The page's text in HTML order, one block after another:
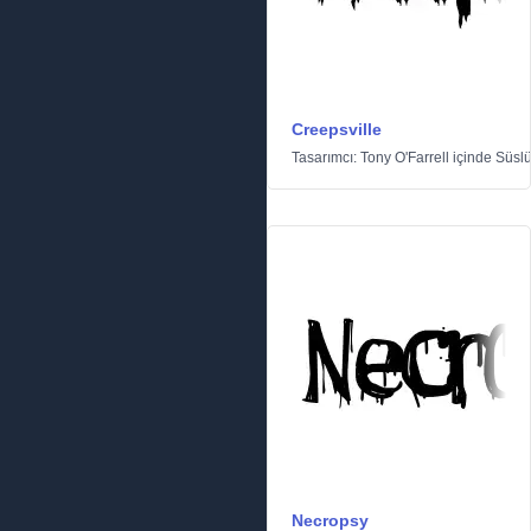
Creepsville
Tasarımcı: Tony O'Farrell içinde Süslü
Necropsy